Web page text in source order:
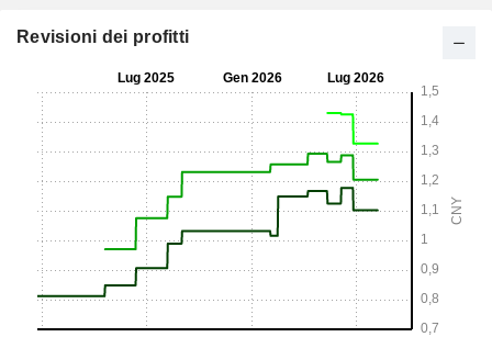
Revisioni dei profitti